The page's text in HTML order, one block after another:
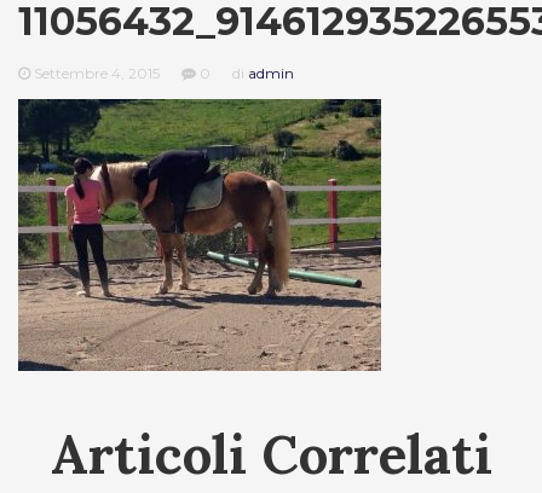
Settembre 4, 2015 0 di admin
Articoli Correlati